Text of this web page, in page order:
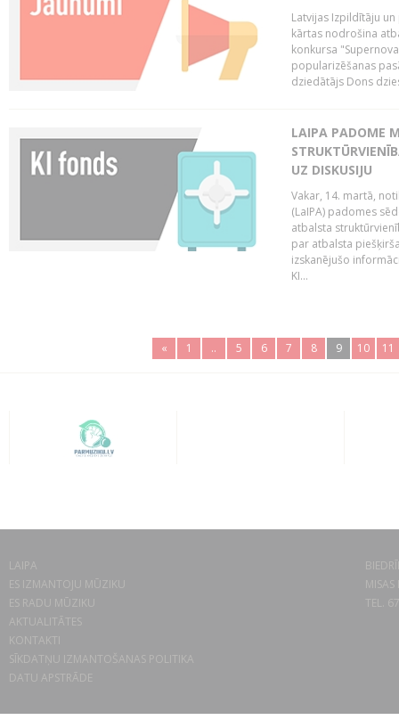
Latvijas Izpildītāju
kārtas nodrošina
konkursa
popularizēšanas
dziedātājs Dons
LAIPA PADOME
UZ DISKUSIJU
Vakar, 14. martā,
(LaIPA) padomes
atbalsta
par atbalsta
izskanējušo
KI...
« 1 .. 5 6 7 8 9 10 11
LAIPA
ES IZMANTOJU MŪZIKU
ES RADU MŪZIKU
AKTUALITĀTES
KONTAKTI
SĪKDATŅU IZMANTOŠANAS POLITIKA
DATU APSTRĀDE
TEL.